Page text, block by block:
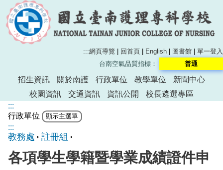
:::網頁導覽 | 回首頁 | English | 圖書館 | 單一登入
台南空氣品質指標：
普通
招生資訊 關於南護 行政單位 教學單位
新聞中心
校園資訊
交通資訊 資訊公開
校長遴選專區
:::
行政單位
:::
教務處 註冊組
各項學生學籍暨學業成績證件申